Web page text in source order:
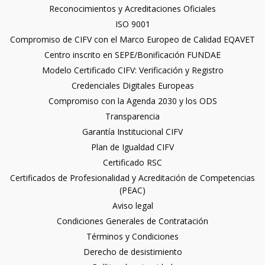
Reconocimientos y Acreditaciones Oficiales
ISO 9001
Compromiso de CIFV con el Marco Europeo de Calidad EQAVET
Centro inscrito en SEPE/Bonificación FUNDAE
Modelo Certificado CIFV: Verificación y Registro
Credenciales Digitales Europeas
Compromiso con la Agenda 2030 y los ODS
Transparencia
Garantía Institucional CIFV
Plan de Igualdad CIFV
Certificado RSC
Certificados de Profesionalidad y Acreditación de Competencias
(PEAC)
Aviso legal
Condiciones Generales de Contratación
Términos y Condiciones
Derecho de desistimiento